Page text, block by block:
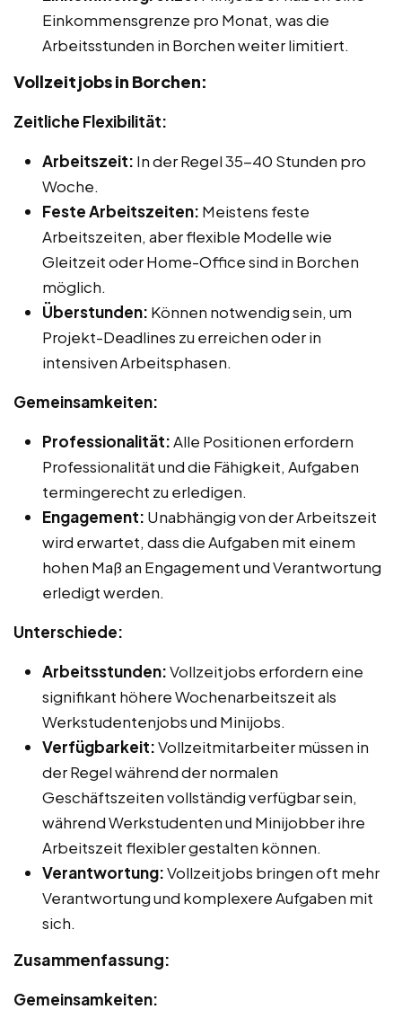
Einkommensgrenze pro Monat, was die
Arbeitsstunden in Borchen weiter limitiert.
Vollzeitjobs in Borchen:
Zeitliche Flexibilität:
Arbeitszeit: In der Regel 35-40 Stunden pro
Woche.
Feste Arbeitszeiten: Meistens feste
Arbeitszeiten, aber flexible Modelle wie
Gleitzeit oder Home-Office sind in Borchen
möglich.
Überstunden: Können notwendig sein, um
Projekt-Deadlines zu erreichen oder in
intensiven Arbeitsphasen.
Gemeinsamkeiten:
Professionalität:Alle Positionen erfordern
Professionalität und die Fähigkeit, Aufgaben
termingerecht zu erledigen.
Engagement: Unabhängig von der Arbeitszeit
wird erwartet, dass die Aufgaben mit einem
hohen Maß an Engagement und Verantwortung
erledigt werden.
Unterschiede:
Arbeitsstunden:Vollzeitjobs erfordern eine
signifikant höhere Wochenarbeitszeit als
Werkstudentenjobs und Minijobs.
Verfügbarkeit:Vollzeitmitarbeiter müssen in
der Regel während der normalen
Geschäftszeiten vollständig verfügbar sein,
während Werkstudenten und Minijobber ihre
Arbeitszeit flexibler gestalten können.
Verantwortung:Vollzeitjobs bringen oft mehr
Verantwortung und komplexere Aufgaben mit
sich.
Zusammenfassung:
Gemeinsamkeiten: